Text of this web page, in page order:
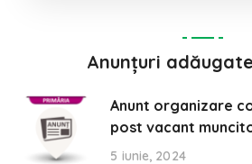
Anunțuri
Anunt organizare
post vacant
5 iunie, 2024